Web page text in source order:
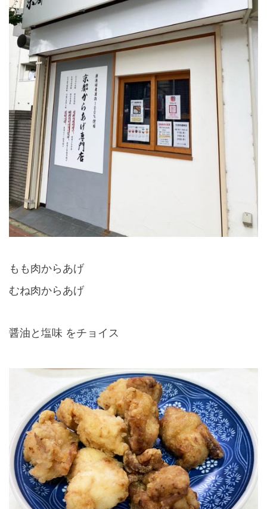
もも肉からあげ
むね肉からあげ
醤油と塩味 をチョイス